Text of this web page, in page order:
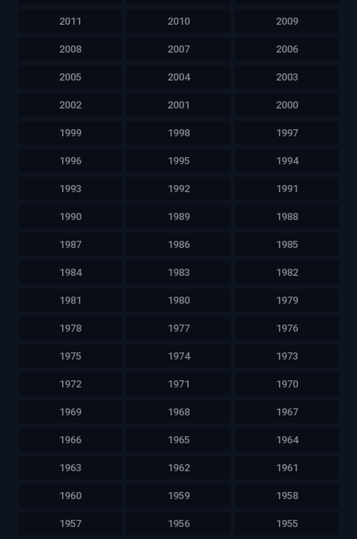
2011 2010 2009
2008 2007 2006
2005 2004 2003
2002 2001 2000
1999 1998 1997
1996 1995 1994
1993 1992 1991
1990 1989 1988
1987 1986 1985
1984 1983 1982
1981 1980 1979
1978 1977 1976
1975 1974 1973
1972 1971 1970
1969 1968 1967
1966 1965 1964
1963 1962 1961
1960 1959 1958
1957 1956 1955